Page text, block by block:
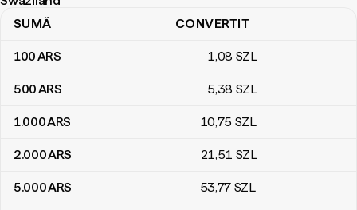
Tabel de conversie pesos argentinieni în emalangeni din
SUMĂ CONVERTIT
100ARS 1,08 SZL
500ARS 5,38 SZL
1.000ARS 10,75 SZL
2.000ARS 21,51 SZL
5.000ARS 53,77 SZL